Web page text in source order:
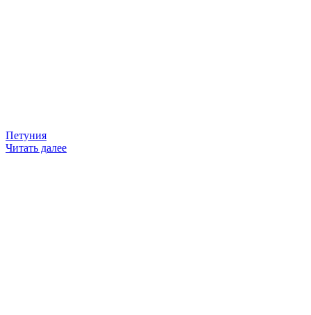
Петуния
Читать далее